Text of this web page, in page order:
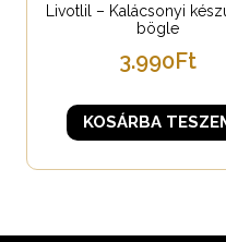
Livotlil – Kalácsonyi
bögle
3.990Ft
KOSÁRBA